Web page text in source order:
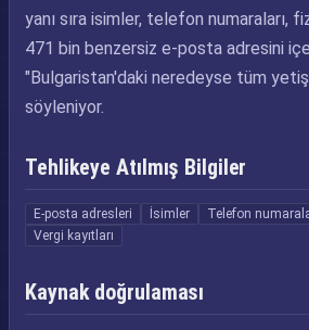
yanı sıra isimler, telefon numaraları,
471 bin benzersiz e-posta adresini
"Bulgaristan'daki neredeyse tüm
söyleniyor.
Tehlikeye Atılmış Bilgiler
E-posta adresleri İsimler Telefon
Vergi kayıtları
Kaynak doğrulaması